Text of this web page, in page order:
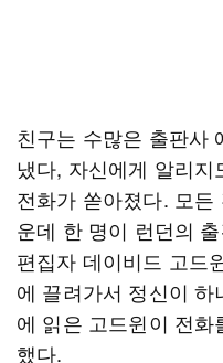
친구는 수많은 출판사
냈다, 자신에게 알리
전화가 쏟아졌다. 모
운데 한 명이 런던의
편집자 데이비드 고드
에 끌려가서 정신이
에 읽은 고드윈이 전
했다.